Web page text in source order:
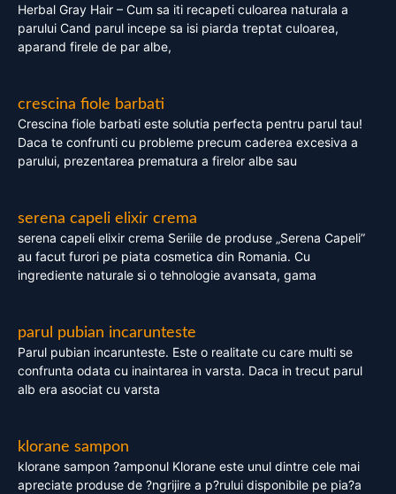
Herbal Gray Hair – Cum sa iti recapeti culoarea naturala a
parului Cand parul incepe sa isi piarda treptat culoarea,
aparand firele de par albe,
crescina fiole barbati
Crescina fiole barbati este solutia perfecta pentru parul tau!
Daca te confrunti cu probleme precum caderea excesiva a
parului, prezentarea prematura a firelor albe sau
serena capeli elixir crema
serena capeli elixir crema Seriile de produse „Serena Capeli”
au facut furori pe piata cosmetica din Romania. Cu
ingrediente naturale si o tehnologie avansata, gama
parul pubian incarunteste
Parul pubian incarunteste. Este o realitate cu care multi se
confrunta odata cu inaintarea in varsta. Daca in trecut parul
alb era asociat cu varsta
klorane sampon
klorane sampon ?amponul Klorane este unul dintre cele mai
apreciate produse de ?ngrijire a p?rului disponibile pe pia?a